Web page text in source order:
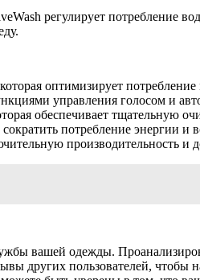
регулирует потребление
оптимизирует
управления голосом и
обеспечивает тщательную
потребление энергии и
производительность и
вашей одежды.
других пользователей, чтобы